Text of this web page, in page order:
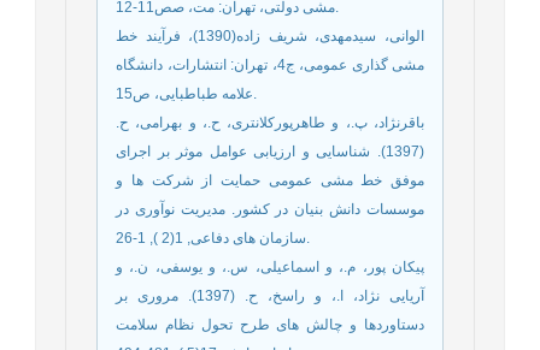
الوانی، سیدمهدی، شریف زاده(1390)، فرآیند خط
مشی گذاری عمومی، ج4، تهران: انتشارات، دانشگاه
باقرنژاد، پ.، و طاهرپورکلانتری، ح.، و بهرامی، ح.
(1397). شناسایی و ارزیابی عوامل موثر بر اجرای
موفق خط مشی عمومی حمایت از شرکت ها و
موسسات دانش بنیان در کشور. مدیریت نوآوری در
پیکان پور، م.، و اسماعیلی، س.، و یوسفی، ن.، و
آریایی نژاد، ا.، و راسخ، ح. (1397). مروری بر
دستاوردها و چالش های طرح تحول نظام سلامت